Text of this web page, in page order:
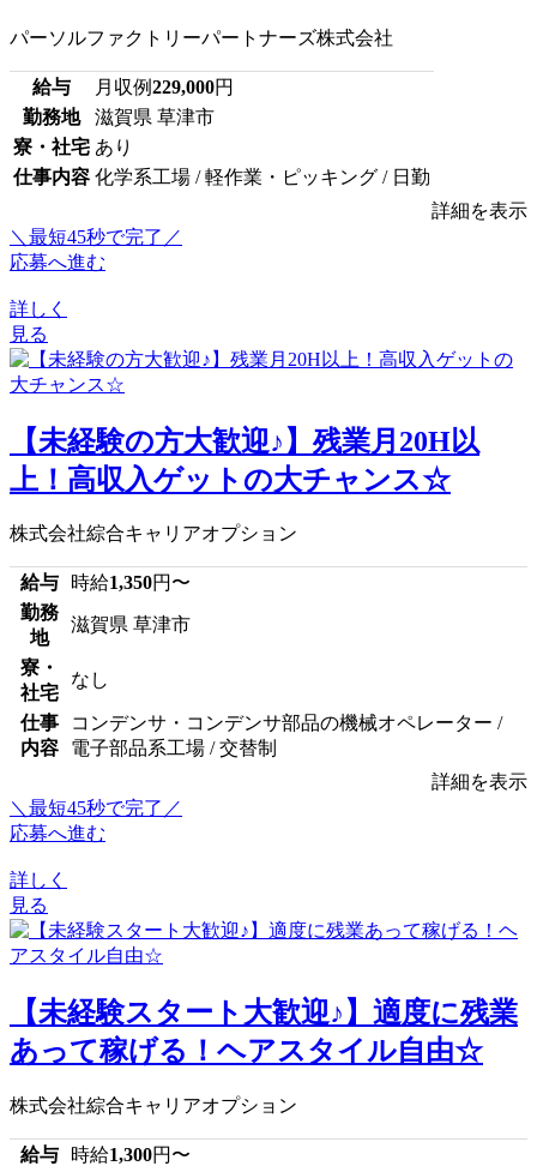
パーソルファクトリーパートナーズ株式会社
給与 月収例229,000円
勤務地
滋賀県 草津市
寮・社宅 あり
仕事内容 化学系工場 / 軽作業・ピッキング / 日勤
詳細を表示
＼最短45秒で完了／
応募へ進む
詳しく
見る
【未経験の方大歓迎♪】残業月20H以
上！高収入ゲットの大チャンス☆
株式会社綜合キャリアオプション
給与 時給1,350円〜
勤務
地
滋賀県 草津市
寮・
社宅
なし
仕事
内容
コンデンサ・コンデンサ部品の機械オペレーター /
電子部品系工場 / 交替制
詳細を表示
＼最短45秒で完了／
応募へ進む
詳しく
見る
【未経験スタート大歓迎♪】適度に残業
あって稼げる！ヘアスタイル自由☆
株式会社綜合キャリアオプション
給与 時給1,300円〜